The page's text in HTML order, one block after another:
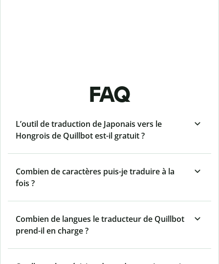
FAQ
L’outil de traduction de Japonais vers le
Hongrois de Quillbot est-il gratuit ?
Combien de caractères puis-je traduire à la
fois ?
Combien de langues le traducteur de Quillbot
prend-il en charge ?